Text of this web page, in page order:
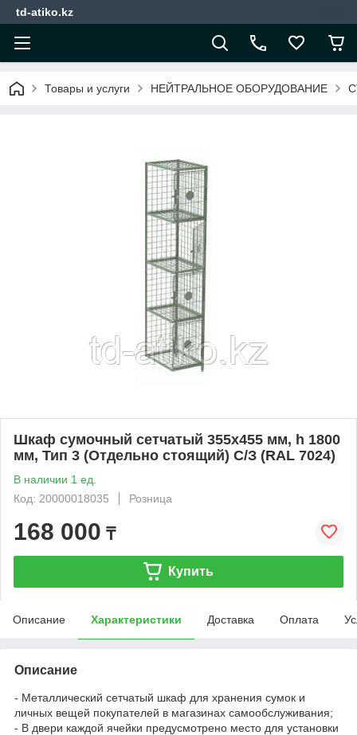
td-atiko.kz
Товары и услуги НЕЙТРАЛЬНОЕ ОБОРУДОВАНИЕ
Шкаф сумочный сетчатый 355х455 мм, h 1800
мм, Тип 3 (Отдельно стоящий) С/З (RAL 7024)
В наличии 1 ед.
Код: 20000018035
Розница
168 000 ₸
Купить
Описание Характеристики Доставка Оплата
Описание
- Металлический сетчатый шкаф для хранения сумок и
личных вещей покупателей в магазинах самообслуживания;
- В двери каждой ячейки предусмотрено место для установки